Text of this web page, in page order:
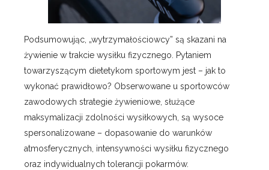
Podsumowując, „wytrzymałościowcy” są skazani na
żywienie w trakcie wysiłku fizycznego. Pytaniem
towarzyszącym dietetykom sportowym jest – jak to
wykonać prawidłowo? Obserwowane u sportowców
zawodowych strategie żywieniowe, służące
maksymalizacji zdolności wysiłkowych, są wysoce
spersonalizowane – dopasowanie do warunków
atmosferycznych, intensywności wysiłku fizycznego
oraz indywidualnych tolerancji pokarmów.